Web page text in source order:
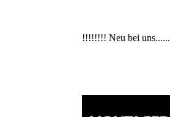
!!!!!!!! Neu bei uns......